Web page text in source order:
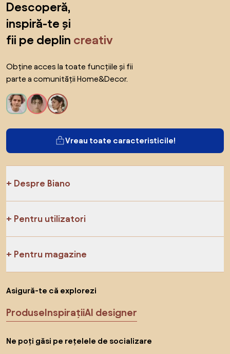
Descoperă,
inspiră-te și
fii pe deplin creativ
Obține acces la toate funcțiile și fii
parte a comunității Home&Decor.
Vreau toate caracteristicile!
Despre Biano
Pentru utilizatori
Pentru magazine
Asigură-te că explorezi
ProduseInspirațiiAI designer
Ne poți găsi pe rețelele de socializare